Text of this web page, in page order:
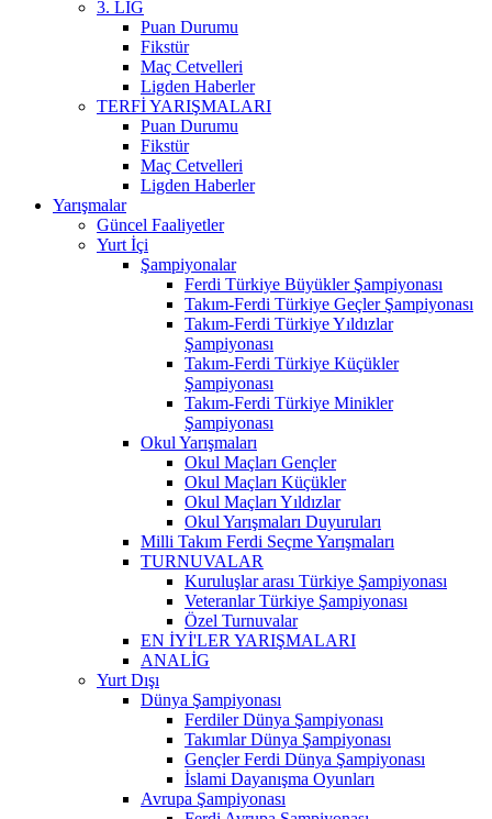
3. LİG
Puan Durumu
Fikstür
Maç Cetvelleri
Ligden Haberler
TERFİ YARIŞMALARI
Puan Durumu
Fikstür
Maç Cetvelleri
Ligden Haberler
Yarışmalar
Güncel Faaliyetler
Yurt İçi
Şampiyonalar
Ferdi Türkiye Büyükler Şampiyonası
Takım-Ferdi Türkiye Geçler Şampiyonası
Takım-Ferdi Türkiye Yıldızlar
Şampiyonası
Takım-Ferdi Türkiye Küçükler
Şampiyonası
Takım-Ferdi Türkiye Minikler
Şampiyonası
Okul Yarışmaları
Okul Maçları Gençler
Okul Maçları Küçükler
Okul Maçları Yıldızlar
Okul Yarışmaları Duyuruları
Milli Takım Ferdi Seçme Yarışmaları
TURNUVALAR
Kuruluşlar arası Türkiye Şampiyonası
Veteranlar Türkiye Şampiyonası
Özel Turnuvalar
EN İYİ'LER YARIŞMALARI
ANALİG
Yurt Dışı
Dünya Şampiyonası
Ferdiler Dünya Şampiyonası
Takımlar Dünya Şampiyonası
Gençler Ferdi Dünya Şampiyonası
İslami Dayanışma Oyunları
Avrupa Şampiyonası